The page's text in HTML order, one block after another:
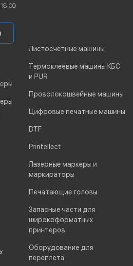
Листосчётные машины
Термоклеевые машины КБС
и PUR
Проволокошвейные машины
Цифровые печатные машины
DTF
Printellect
Лазерные маркеры и
маркираторы
Печатающие головы
Запасные части для
широкоформатных
принтеров
Оборудование для
переплёта